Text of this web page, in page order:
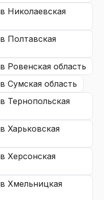
в Николаевская
в Полтавская
в Ровенская область
в Сумская область
в Тернопольская
в Харьковская
в Херсонская
в Хмельницкая